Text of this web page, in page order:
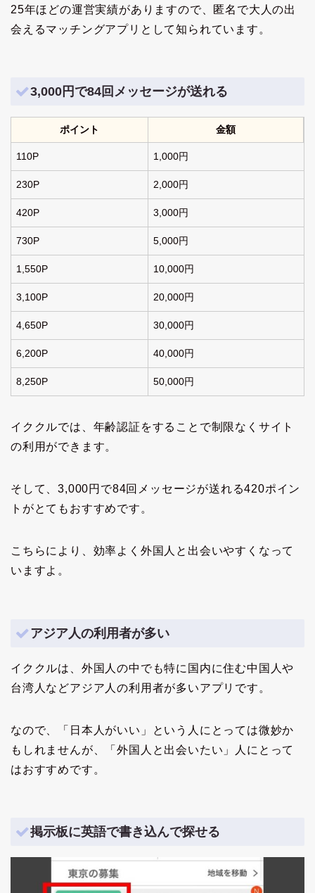
25年ほどの運営実績がありますので、匿名で大人の出
会えるマッチングアプリとして知られています。
3,000円で84回メッセージが送れる
ポイント 金額
110P 1,000円
230P 2,000円
420P 3,000円
730P 5,000円
1,550P 10,000円
3,100P 20,000円
4,650P 30,000円
6,200P 40,000円
8,250P 50,000円
イククルでは、年齢認証をすることで制限なくサイト
の利用ができます。
そして、3,000円で84回メッセージが送れる420ポイン
トがとてもおすすめです。
こちらにより、効率よく外国人と出会いやすくなって
いますよ。
アジア人の利用者が多い
イククルは、外国人の中でも特に国内に住む中国人や
台湾人などアジア人の利用者が多いアプリです。
なので、「日本人がいい」という人にとっては微妙か
もしれませんが、「外国人と出会いたい」人にとって
はおすすめです。
掲示板に英語で書き込んで探せる